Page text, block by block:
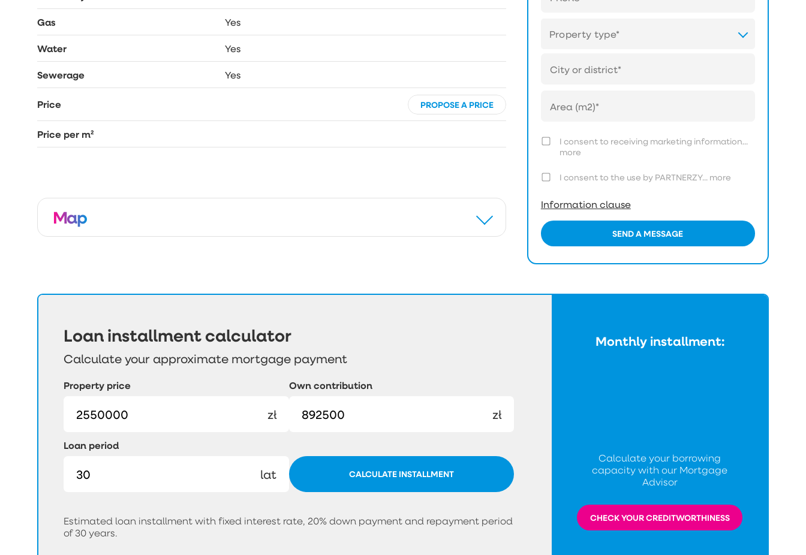
Gas Yes
Water Yes
Sewerage Yes
Price PROPOSE A PRICE
Price per m²
Map
Property type*
I consent to receiving marketing information...
more
I consent to the use by PARTNERZY... more
Information clause
SEND A MESSAGE
Loan installment calculator
Calculate your approximate mortgage payment
Property price
zł
Own contribution
zł
Loan period
lat CALCULATE INSTALLMENT
Estimated loan installment with fixed interest rate, 20% down payment and repayment period
of 30 years.
Monthly installment:
Calculate your borrowing
capacity with our Mortgage
Advisor
CHECK YOUR CREDITWORTHINESS